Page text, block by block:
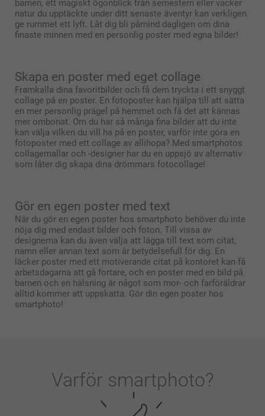
barnen, ett magiskt ögonblick från semestern eller vacker
natur du upptäckte under ditt senaste äventyr kan verkligen
ge rummet ett lyft. Låt dig bli påmind dagligen om dina
finaste minnen med en personlig poster med egna bilder!
Skapa en poster med eget collage
Framkalla dina favoritbilder och få dem tryckta i ett snyggt
collage på en poster. En fotoposter kan hjälpa till att sätta
en mer personlig prägel på hemmet och få det att kännas
mer ombonat. Om du har så många fina bilder att du inte
kan välja vilken du vill ha på en poster, varför inte göra en
fotoposter med ett collage av allihopa? Med smartphotos
collagemallar och -designer har du en uppsjö av alternativ
som låter dig skapa dina drömmars fotocollage!
Gör en egen poster med text
När du gör en egen poster hos smartphoto behöver du inte
nöja dig med endast bilder och foton. Till vissa av
designerna kan du även välja att lägga till text som citat,
namn eller annan text som är betydelsefull för dig. En
läcker poster med ett motiverande citat på kontoret kan få
arbetsdagarna att gå fortare, och en poster med en bild på
barnen och en hälsning är något som mor- och farföräldrar
alltid kommer att uppskatta. Gör din egen poster hos
smartphoto!
Varför smartphoto?